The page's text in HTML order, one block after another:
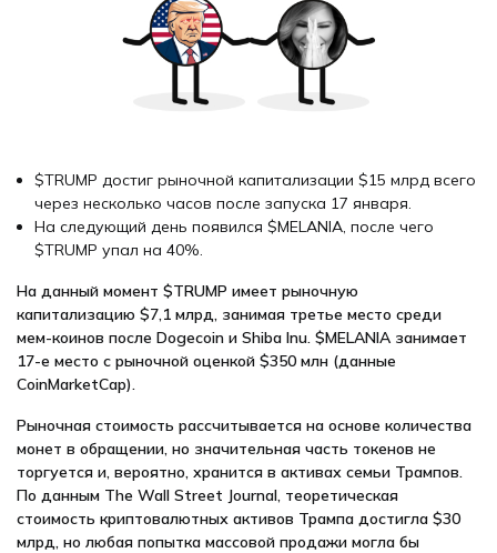
$TRUMP достиг рыночной капитализации $15 млрд всего
через несколько часов после запуска 17 января.
На следующий день появился $MELANIA, после чего
$TRUMP упал на 40%.
На данный момент $TRUMP имеет рыночную
капитализацию $7,1 млрд, занимая третье место среди
мем-коинов после Dogecoin и Shiba Inu. $MELANIA занимает
17-е место с рыночной оценкой $350 млн (данные
CoinMarketCap).
Рыночная стоимость рассчитывается на основе количества
монет в обращении, но значительная часть токенов не
торгуется и, вероятно, хранится в активах семьи Трампов.
По данным The Wall Street Journal, теоретическая
стоимость криптовалютных активов Трампа достигла $30
млрд, но любая попытка массовой продажи могла бы